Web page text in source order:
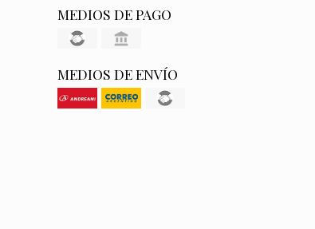
MEDIOS DE PAGO
MEDIOS DE ENVÍO